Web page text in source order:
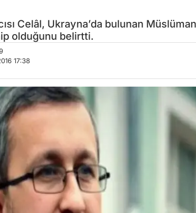
Celâl, Ukrayna’da bulunan
olduğunu belirtti.
17:38